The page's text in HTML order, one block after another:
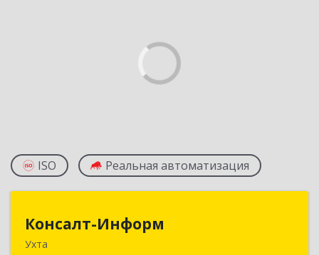
ISO Реальная автоматизация
Консалт-Информ
Ухта
169300, Коми Респ, Ухта г, Строителей пр-д 1, 2